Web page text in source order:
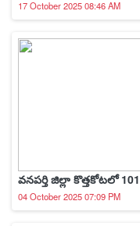
17 October 2025 08:46 AM
వనపర్తి జిల్లా కొత్తకోటలో
04 October 2025 07:09 PM